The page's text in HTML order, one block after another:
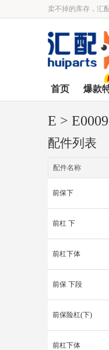
卖不掉的库存，汇
首页 爆款
E >
配件列表
配件名称
前保下
前杠 下
前杠下体
前保 下段
前保险杠(下)
前杠下体